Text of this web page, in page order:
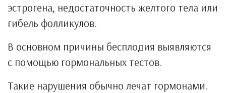
эстрогена, недостаточность желтого тела или
гибель фолликулов.
В основном причины бесплодия выявляются
с помощью гормональных тестов.
Такие нарушения обычно лечат гормонами.